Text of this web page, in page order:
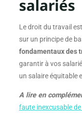
salariés
Le droit du travail
sur un principe de
fondamentaux des
garantir à vos
un salaire équitable
A lire en
faute inexcusable